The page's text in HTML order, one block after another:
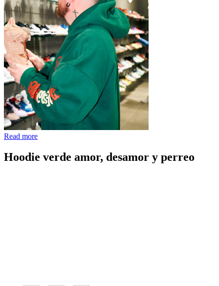
Read more
Hoodie verde amor, desamor y perreo